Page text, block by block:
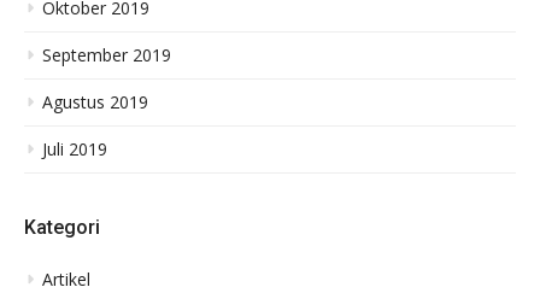
Oktober 2019
September 2019
Agustus 2019
Juli 2019
Kategori
Artikel